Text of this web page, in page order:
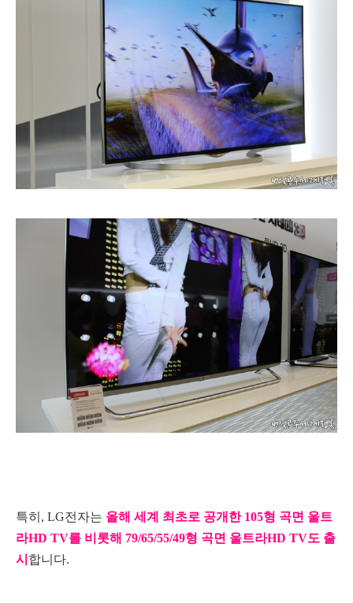
특히, LG전자는 올해 세계 최초로 공개한 105형 곡면 울트
라HD TV를 비롯해 79/65/55/49형 곡면 울트라HD TV도 출
시 합니다.